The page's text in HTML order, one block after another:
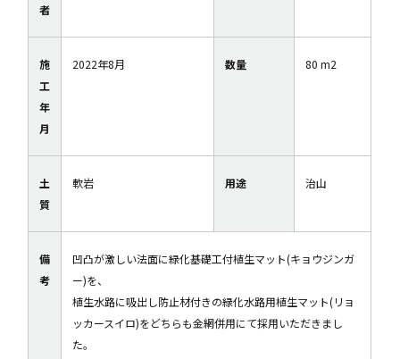
者
施
工
年
月
2022年8月 数量 80 m2
土
質
軟岩 用途 治山
備
考
凹凸が激しい法面に緑化基礎工付植生マット(キョウジンガ
ー)を、
植生水路に吸出し防止材付きの緑化水路用植生マット(リョ
ッカースイロ)をどちらも金網併用にて採用いただきまし
た。